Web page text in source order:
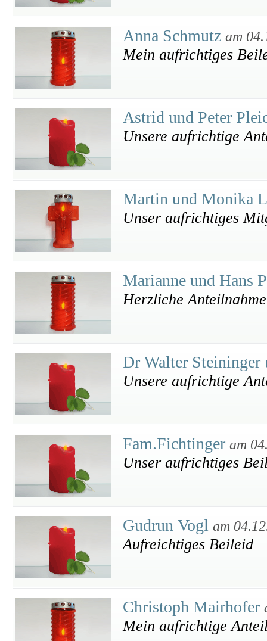
Anna Schmutz am
Mein aufrichtiges
Astrid und Peter
Unsere aufrichtige
Martin und Monika
Unser aufrichtiges
Marianne und Hans
Herzliche
Dr Walter
Unsere aufrichtige
Fam.Fichtinger am
Unser aufrichtiges
Gudrun Vogl am
Aufreichtiges Beileid
Christoph Mairhofer
Mein aufrichtige